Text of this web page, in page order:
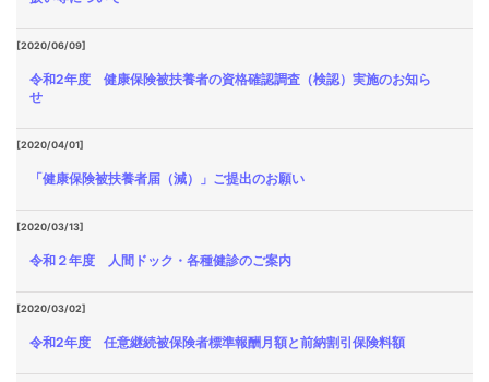
[2020/06/09]
令和2年度 健康保険被扶養者の資格確認調査（検認）実施のお知ら
せ
[2020/04/01]
「健康保険被扶養者届（減）」ご提出のお願い
[2020/03/13]
令和２年度 人間ドック・各種健診のご案内
[2020/03/02]
令和2年度 任意継続被保険者標準報酬月額と前納割引保険料額